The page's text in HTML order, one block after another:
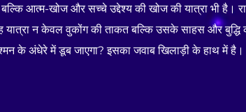
आत्म-खोज और सच्चे उद्देश्य की खोज की यात्रा भी है।
न केवल वुकोंग की ताकत बल्कि उसके साहस और बुद्धि
के अंधेरे में डूब जाएगा? इसका जवाब खिलाड़ी के हाथ में है।